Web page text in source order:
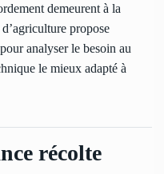
demeurent à la
propose
analyser le besoin au
le mieux adapté à
récolte